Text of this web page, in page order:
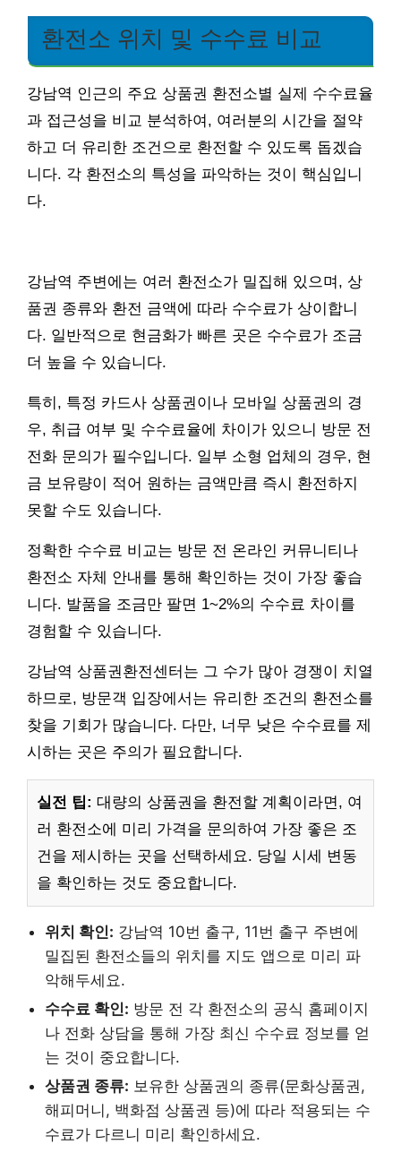
환전소 위치 및 수수료 비교
강남역 인근의 주요 상품권 환전소별 실제 수수료율
과 접근성을 비교 분석하여, 여러분의 시간을 절약
하고 더 유리한 조건으로 환전할 수 있도록 돕겠습
니다. 각 환전소의 특성을 파악하는 것이 핵심입니
다.
강남역 주변에는 여러 환전소가 밀집해 있으며, 상
품권 종류와 환전 금액에 따라 수수료가 상이합니
다. 일반적으로 현금화가 빠른 곳은 수수료가 조금
더 높을 수 있습니다.
특히, 특정 카드사 상품권이나 모바일 상품권의 경
우, 취급 여부 및 수수료율에 차이가 있으니 방문 전
전화 문의가 필수입니다. 일부 소형 업체의 경우, 현
금 보유량이 적어 원하는 금액만큼 즉시 환전하지
못할 수도 있습니다.
정확한 수수료 비교는 방문 전 온라인 커뮤니티나
환전소 자체 안내를 통해 확인하는 것이 가장 좋습
니다. 발품을 조금만 팔면 1~2%의 수수료 차이를
경험할 수 있습니다.
강남역 상품권환전센터는 그 수가 많아 경쟁이 치열
하므로, 방문객 입장에서는 유리한 조건의 환전소를
찾을 기회가 많습니다. 다만, 너무 낮은 수수료를 제
시하는 곳은 주의가 필요합니다.
실전 팁: 대량의 상품권을 환전할 계획이라면, 여
러 환전소에 미리 가격을 문의하여 가장 좋은 조
건을 제시하는 곳을 선택하세요. 당일 시세 변동
을 확인하는 것도 중요합니다.
위치 확인: 강남역 10번 출구, 11번 출구 주변에
밀집된 환전소들의 위치를 지도 앱으로 미리 파
악해두세요.
수수료 확인: 방문 전 각 환전소의 공식 홈페이지
나 전화 상담을 통해 가장 최신 수수료 정보를 얻
는 것이 중요합니다.
상품권 종류: 보유한 상품권의 종류(문화상품권,
해피머니, 백화점 상품권 등)에 따라 적용되는 수
수료가 다르니 미리 확인하세요.